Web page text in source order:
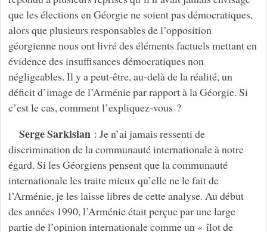
que les élections en Géorgie ne soient pas démocratiques,
alors que plusieurs responsables de l’opposition
géorgienne nous ont livré des éléments factuels mettant en
évidence des insuffisances démocratiques non
négligeables. Il y a peut-être, au-delà de la réalité, un
déficit d’image de l’Arménie par rapport à la Géorgie. Si
c’est le cas, comment l’expliquez-vous ?
Serge Sarkisian: Je n’ai jamais ressenti de
discrimination de la communauté internationale à notre
égard. Si les Géorgiens pensent que la communauté
internationale les traite mieux qu’elle ne le fait de
l’Arménie, je les laisse libres de cette analyse. Au début
des années 1990, l’Arménie était perçue par une large
partie de l’opinion internationale comme un « îlot de